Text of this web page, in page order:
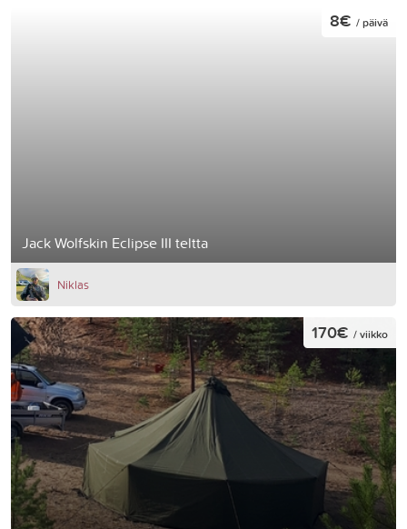
Jack Wolfskin Eclipse III teltta
8€ / päivä
Niklas
170€ / viikko